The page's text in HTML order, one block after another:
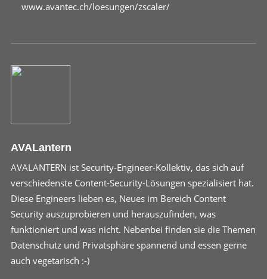
www.avantec.ch/loesungen/zscaler/
AVALantern
AVALANTERN ist Security-Engineer-Kollektiv, das sich auf
verschiedenste Content-Security-Lösungen spezialisiert hat.
Diese Engineers lieben es, Neues im Bereich Content
Security auszuprobieren und herauszufinden, was
funktioniert und was nicht. Nebenbei finden sie die Themen
Datenschutz und Privatsphäre spannend und essen gerne
auch vegetarisch :-)